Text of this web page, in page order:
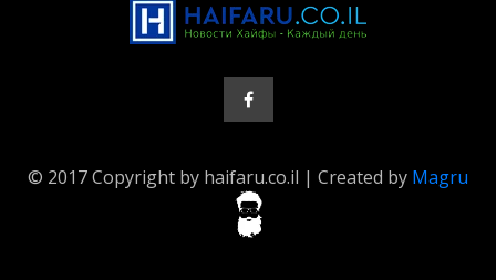
© 2017 Copyright by haifaru.co.il | Created by Magru